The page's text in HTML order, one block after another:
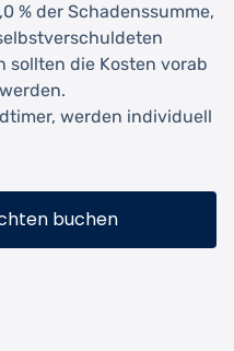
% der Schadenssumme,
sollten die Kosten vorab
werden individuell
buchen